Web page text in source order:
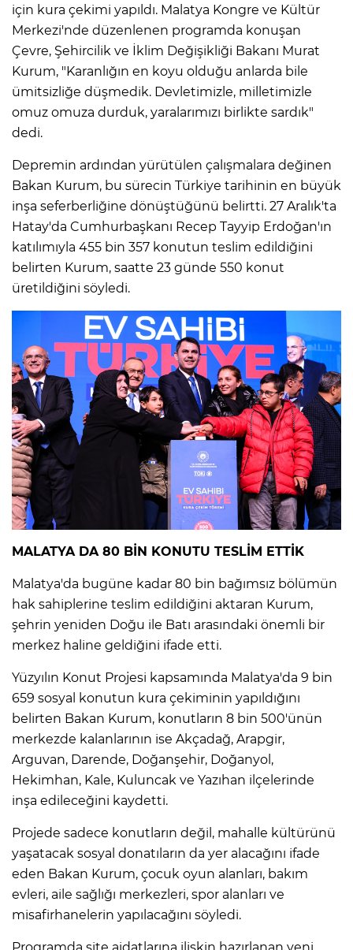
için kura çekimi yapıldı. Malatya Kongre ve Kültür
Merkezi'nde düzenlenen programda konuşan
Çevre, Şehircilik ve İklim Değişikliği Bakanı Murat
Kurum, "Karanlığın en koyu olduğu anlarda bile
ümitsizliğe düşmedik. Devletimizle, milletimizle
omuz omuza durduk, yaralarımızı birlikte sardık"
dedi.
Depremin ardından yürütülen çalışmalara değinen
Bakan Kurum, bu sürecin Türkiye tarihinin en büyük
inşa seferberliğine dönüştüğünü belirtti. 27 Aralık'ta
Hatay'da Cumhurbaşkanı Recep Tayyip Erdoğan'ın
katılımıyla 455 bin 357 konutun teslim edildiğini
belirten Kurum, saatte 23 günde 550 konut
üretildiğini söyledi.
MALATYA DA 80 BİN KONUTU TESLİM ETTİK
Malatya'da bugüne kadar 80 bin bağımsız bölümün
hak sahiplerine teslim edildiğini aktaran Kurum,
şehrin yeniden Doğu ile Batı arasındaki önemli bir
merkez haline geldiğini ifade etti.
Yüzyılın Konut Projesi kapsamında Malatya'da 9 bin
659 sosyal konutun kura çekiminin yapıldığını
belirten Bakan Kurum, konutların 8 bin 500'ünün
merkezde kalanlarının ise Akçadağ, Arapgir,
Arguvan, Darende, Doğanşehir, Doğanyol,
Hekimhan, Kale, Kuluncak ve Yazıhan ilçelerinde
inşa edileceğini kaydetti.
Projede sadece konutların değil, mahalle kültürünü
yaşatacak sosyal donatıların da yer alacağını ifade
eden Bakan Kurum, çocuk oyun alanları, bakım
evleri, aile sağlığı merkezleri, spor alanları ve
misafirhanelerin yapılacağını söyledi.